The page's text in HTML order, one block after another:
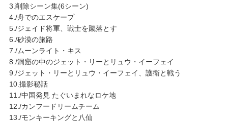
3.削除シーン集(6シーン)
4./舟でのエスケープ
5./ジェイド将軍、戦士を蹴落とす
6./砂漠の旅路
7./ムーンライト・キス
8./洞窟の中のジェット・リーとリュウ・イーフェイ
9./ジェット・リーとリュウ・イーフェイ、護衛と戦う
10.撮影秘話
11./中国発見 たぐいまれなロケ地
12./カンフードリームチーム
13./モンキーキングと八仙